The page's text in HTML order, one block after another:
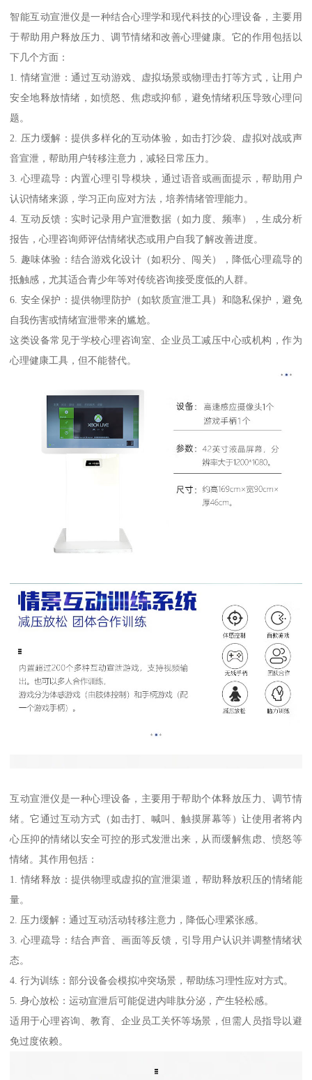
智能互动宣泄仪是一种结合心理学和现代科技的心理设备，主要用
于帮助用户释放压力、调节情绪和改善心理健康。它的作用包括以
下几个方面：
1. 情绪宣泄：通过互动游戏、虚拟场景或物理击打等方式，让用户
安全地释放情绪，如愤怒、焦虑或抑郁，避免情绪积压导致心理问
题。
2. 压力缓解：提供多样化的互动体验，如击打沙袋、虚拟对战或声
音宣泄，帮助用户转移注意力，减轻日常压力。
3. 心理疏导：内置心理引导模块，通过语音或画面提示，帮助用户
认识情绪来源，学习正向应对方法，培养情绪管理能力。
4. 互动反馈：实时记录用户宣泄数据（如力度、频率），生成分析
报告，心理咨询师评估情绪状态或用户自我了解改善进度。
5. 趣味体验：结合游戏化设计（如积分、闯关），降低心理疏导的
抵触感，尤其适合青少年等对传统咨询接受度低的人群。
6. 安全保护：提供物理防护（如软质宣泄工具）和隐私保护，避免
自我伤害或情绪宣泄带来的尴尬。
这类设备常见于学校心理咨询室、企业员工减压中心或机构，作为
心理健康工具，但不能替代。
互动宣泄仪是一种心理设备，主要用于帮助个体释放压力、调节情
绪。它通过互动方式（如击打、喊叫、触摸屏幕等）让使用者将内
心压抑的情绪以安全可控的形式发泄出来，从而缓解焦虑、愤怒等
情绪。其作用包括：
1. 情绪释放：提供物理或虚拟的宣泄渠道，帮助释放积压的情绪能
量。
2. 压力缓解：通过互动活动转移注意力，降低心理紧张感。
3. 心理疏导：结合声音、画面等反馈，引导用户认识并调整情绪状
态。
4. 行为训练：部分设备会模拟冲突场景，帮助练习理性应对方式。
5. 身心放松：运动宣泄后可能促进内啡肽分泌，产生轻松感。
适用于心理咨询、教育、企业员工关怀等场景，但需人员指导以避
免过度依赖。